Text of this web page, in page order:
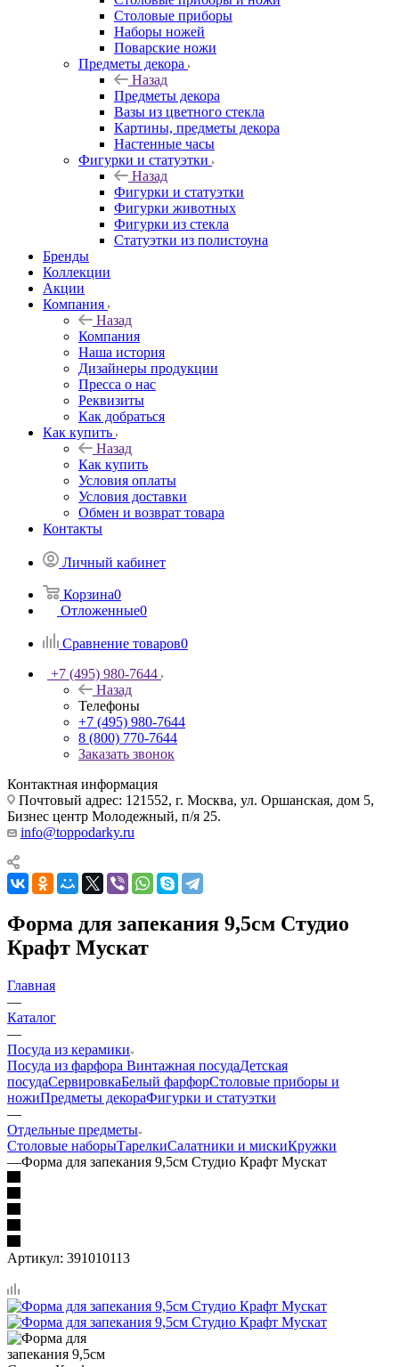
Столовые приборы
Наборы ножей
Поварские ножи
Предметы декора
Назад
Предметы декора
Вазы из цветного стекла
Картины, предметы декора
Настенные часы
Фигурки и статуэтки
Назад
Фигурки и статуэтки
Фигурки животных
Фигурки из стекла
Статуэтки из полистоуна
Бренды
Коллекции
Акции
Компания
Назад
Компания
Наша история
Дизайнеры продукции
Пресса о нас
Реквизиты
Как добраться
Как купить
Назад
Как купить
Условия оплаты
Условия доставки
Обмен и возврат товара
Контакты
Личный кабинет
Корзина0
Отложенные0
Сравнение товаров0
+7 (495) 980-7644
Назад
Телефоны
+7 (495) 980-7644
8 (800) 770-7644
Заказать звонок
Контактная информация
Почтовый адрес: 121552, г. Москва, ул. Оршанская, дом 5,
Бизнес центр Молодежный, п/я 25.
info@toppodarky.ru
Форма для запекания 9,5см Студио
Крафт Мускат
Главная
—
Каталог
—
Посуда из керамики
Посуда из фарфора Винтажная посудаДетская
посудаСервировкаБелый фарфорСтоловые приборы и
ножиПредметы декораФигурки и статуэтки
—
Отдельные предметы
Столовые наборыТарелкиСалатники и мискиКружки
—Форма для запекания 9,5см Студио Крафт Мускат
Артикул: 391010113